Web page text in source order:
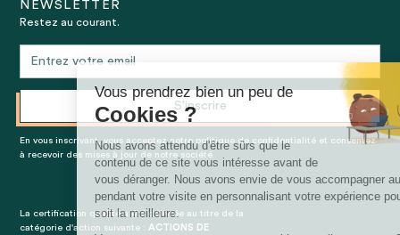
NEWSLETTER
Restez au courant.
En vous inscrivant, vous acceptez notre politique de confidentialité et consentez
à recevoir des mises à jour de notre société.
La certification qualité a été délivrée au titre de la
catégorie d'action suivante : ACTIONS DE